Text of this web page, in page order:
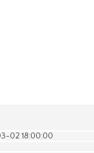
02 18:00:00